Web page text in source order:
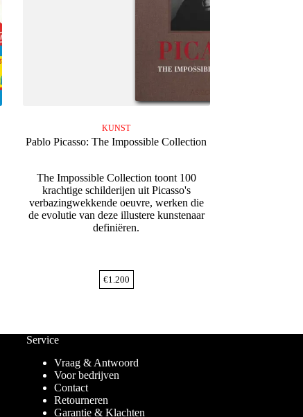
KUNST
Pablo Picasso: The Impossible Collection
The Impossible Collection toont 100
krachtige schilderijen uit Picasso's
verbazingwekkende oeuvre, werken die
de evolutie van deze illustere kunstenaar
definiëren.
€1.200
Service
Vraag & Antwoord
Voor bedrijven
Contact
Retourneren
Garantie & Klachten